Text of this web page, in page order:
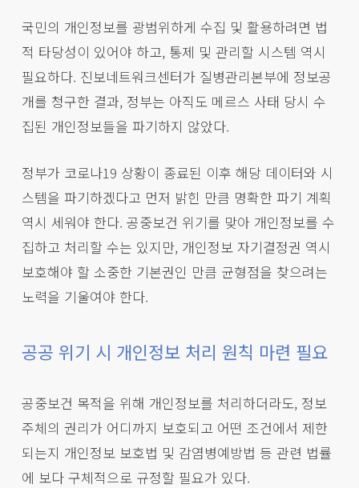
국민의 개인정보를 광범위하게 수집 및 활용하려면 법
적 타당성이 있어야 하고, 통제 및 관리할 시스템 역시
필요하다. 진보네트워크센터가 질병관리본부에 정보공
개를 청구한 결과, 정부는 아직도 메르스 사태 당시 수
집된 개인정보들을 파기하지 않았다.
정부가 코로나19 상황이 종료된 이후 해당 데이터와 시
스템을 파기하겠다고 먼저 밝힌 만큼 명확한 파기 계획
역시 세워야 한다. 공중보건 위기를 맞아 개인정보를 수
집하고 처리할 수는 있지만, 개인정보 자기결정권 역시
보호해야 할 소중한 기본권인 만큼 균형점을 찾으려는
노력을 기울여야 한다.
공공 위기 시 개인정보 처리 원칙 마련 필요
공중보건 목적을 위해 개인정보를 처리하더라도, 정보
주체의 권리가 어디까지 보호되고 어떤 조건에서 제한
되는지 개인정보 보호법 및 감염병예방법 등 관련 법률
에 보다 구체적으로 규정할 필요가 있다.